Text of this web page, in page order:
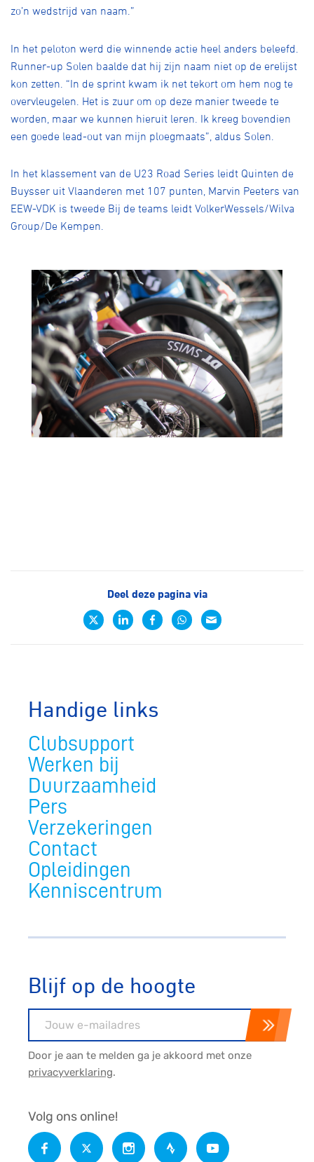
zo’n wedstrijd van naam.”
In het peloton werd die winnende actie heel anders beleefd.
Runner-up Solen baalde dat hij zijn naam niet op de erelijst
kon zetten. “In de sprint kwam ik net tekort om hem nog te
overvleugelen. Het is zuur om op deze manier tweede te
worden, maar we kunnen hieruit leren. Ik kreeg bovendien
een goede lead-out van mijn ploegmaats”, aldus Solen.
In het klassement van de U23 Road Series leidt Quinten de
Buysser uit Vlaanderen met 107 punten, Marvin Peeters van
EEW-VDK is tweede Bij de teams leidt VolkerWessels/Wilva
Group/De Kempen.
Deel deze pagina via
Handige links
Clubsupport
Werken bij
Duurzaamheid
Pers
Verzekeringen
Contact
Opleidingen
Kenniscentrum
Blijf op de hoogte
Door je aan te melden ga je akkoord met onze
privacyverklaring.
Volg ons online!